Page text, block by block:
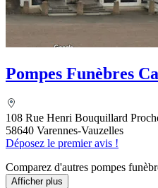
Pompes Funèbres
108 Rue Henri Bouquillard
58640 Varennes-Vauzelles
Déposez le premier avis !
Comparez d'autres pompes
Afficher plus